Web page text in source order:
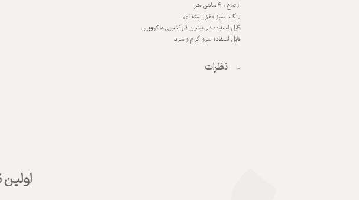
ارتفاع : 4 سانتی متر
رنگ : سبز مغز پسته ای
قابل استفاده در ماشین ظرفشویی،ماکروویو
قابل استفاده سرو گرم و سرد
نظرات